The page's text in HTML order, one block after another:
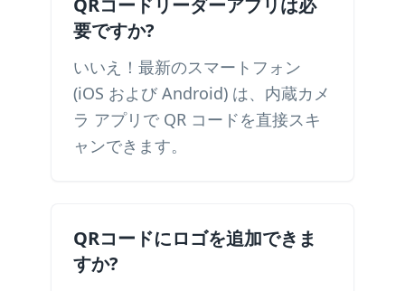
QRコードリーダーアプリは必
要ですか?
いいえ！最新のスマートフォン
(iOS および Android) は、内蔵カメ
ラ アプリで QR コードを直接スキ
ャンできます。
QRコードにロゴを追加できま
すか?